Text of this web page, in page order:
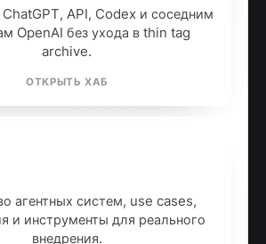
API, Codex и соседним
OpenAI без ухода в thin tag
archive.
ОТКРЫТЬ ХАБ
агентных систем, use cases,
и инструменты для реального
внедрения.